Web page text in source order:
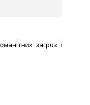
загроз і